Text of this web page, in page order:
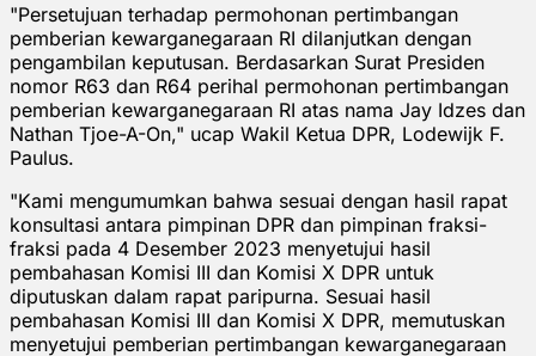
"Persetujuan terhadap permohonan pertimbangan
pemberian kewarganegaraan RI dilanjutkan dengan
pengambilan keputusan. Berdasarkan Surat Presiden
nomor R63 dan R64 perihal permohonan pertimbangan
pemberian kewarganegaraan RI atas nama Jay Idzes dan
Nathan Tjoe-A-On," ucap Wakil Ketua DPR, Lodewijk F.
Paulus.
"Kami mengumumkan bahwa sesuai dengan hasil rapat
konsultasi antara pimpinan DPR dan pimpinan fraksi-
fraksi pada 4 Desember 2023 menyetujui hasil
pembahasan Komisi III dan Komisi X DPR untuk
diputuskan dalam rapat paripurna. Sesuai hasil
pembahasan Komisi III dan Komisi X DPR, memutuskan
menyetujui pemberian pertimbangan kewarganegaraan